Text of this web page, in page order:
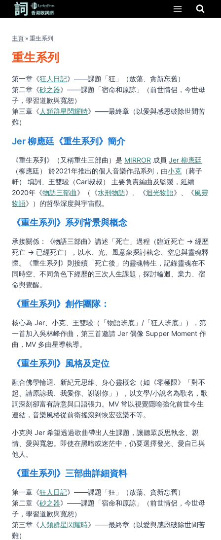
主頁 » 重生系列
重生系列
第一章《狂人日記》——課題「狂」（放蕩、貪新忘舊）
第二章《砂之器》——課題「宿命和原諒」（前世情侶，今世母
子，學習道歉與寬恕）
第三章《 人類群星閃耀時》——最終章（以愛與感恩破除世間苦
難）
Jer 柳應廷《重生系列》簡介
《重生系列》（又稱重生三部曲）是 MIRROR 成員 Jer 柳應廷
（柳應廷） 於2021年推出的個人音樂作品系列，由小克 （蔣子
軒） 填詞、王雙駿（Carl叔叔） 主要負責編曲及監製，延續
2020年《物語三部曲》（《水刑物語》、《迴光物語》、《風靈
物語》）的哲學深度與宇宙觀。
《重生系列》系列背景與概念
承接關係：《物語三部曲》講述「死亡」過程（臨近死亡 → 經歷
死亡 → 已經死亡），以水、光、風意象探討執念、窒息與靈魂釋
懷。《重生系列》則接續「死亡後」的靈魂轉生，記錄靈魂在不
同時空、不同角色下經歷的三次人生課題，探討輪迴、業力、宿
命與覺醒。
《重生系列》創作團隊：
核心為 Jer、小克、王雙駿（「物語班底」/「狂人班底」），第
一首加入吳林峰作曲，第三首邀請 Jer 偶像 Supper Moment 作
曲，MV 多由星導執導。
《重生系列》風格及定位
融合佛學輪迴、新紀元思維、身心靈概念（如《零極限》「對不
起、請原諒我、我愛你、謝謝你」），以文學/小說名為歌名，歌
詞深刻卻富有詩意與口語張力。MV 常以視覺隱喻強化前世今生
連結，音樂風格從前衛搖滾到恢宏弦樂不等。
小克與 Jer 希望透過歌曲帶出人生課題，讓聽眾反思執念、親
情、愛與寬恕。即使在黑暗或迷茫中，仍要選擇發光、愛自己與
他人。
《重生系列》三部曲詳細資料
第一章《狂人日記》——課題「狂」（放蕩、貪新忘舊）
第二章《砂之器》——課題「宿命和原諒」（前世情侶，今世母
子，學習道歉與寬恕）
第三章《 人類群星閃耀時》——最終章（以愛與感恩破除世間苦
難）